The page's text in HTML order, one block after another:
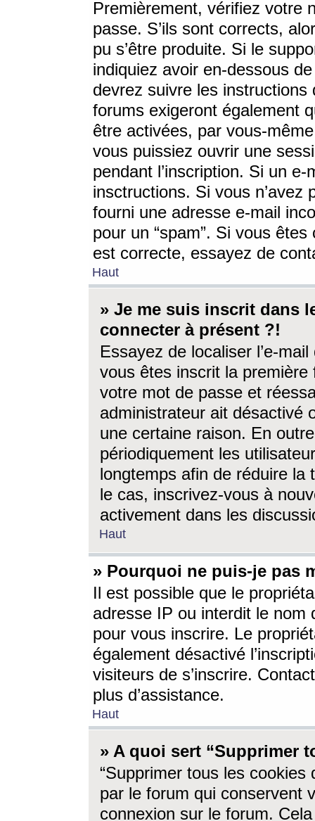
Premièrement, vérifiez votre
passe. S’ils sont corrects,
pu s’être produite. Si le
indiquiez avoir en-dessous
devrez suivre les
forums exigeront également
être activées, par vous-
vous puissiez ouvrir une
pendant l’inscription. Si un
insctructions. Si vous n’avez
fourni une adresse e-mail
pour un “spam”. Si vous
est correcte, essayez de
Haut
» Je me suis inscrit dans
connecter à présent ?!
Essayez de localiser l’e-
vous êtes inscrit la première
votre mot de passe et
administrateur ait désactivé
une certaine raison. En
périodiquement les
longtemps afin de réduire la
le cas, inscrivez-vous à
activement dans les
Haut
» Pourquoi ne puis-je pas
Il est possible que le
adresse IP ou interdit le nom
pour vous inscrire. Le
également désactivé
visiteurs de s’inscrire.
plus d’assistance.
Haut
» A quoi sert “Supprimer
“Supprimer tous les cookies
par le forum qui conservent
connexion sur le forum.